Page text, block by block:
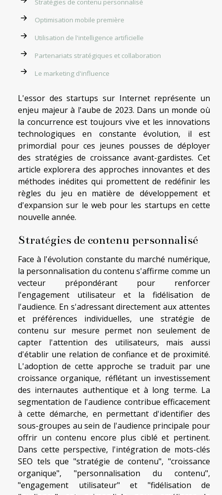
Stratégies de contenu personnalisé
Optimisation mobile première
Utilisation de l'intelligence artificielle
Partenariats stratégiques et collaboration
Le marketing d'influence
L'essor des startups sur Internet représente un
enjeu majeur à l'aube de 2023. Dans un monde où
la concurrence est toujours vive et les innovations
technologiques en constante évolution, il est
primordial pour ces jeunes pousses de déployer
des stratégies de croissance avant-gardistes. Cet
article explorera des approches innovantes et des
méthodes inédites qui promettent de redéfinir les
règles du jeu en matière de développement et
d'expansion sur le web pour les startups en cette
nouvelle année.
Stratégies de contenu personnalisé
Face à l'évolution constante du marché numérique,
la personnalisation du contenu s'affirme comme un
vecteur prépondérant pour renforcer
l'engagement utilisateur et la fidélisation de
l'audience. En s'adressant directement aux attentes
et préférences individuelles, une stratégie de
contenu sur mesure permet non seulement de
capter l'attention des utilisateurs, mais aussi
d'établir une relation de confiance et de proximité.
L'adoption de cette approche se traduit par une
croissance organique, réflétant un investissement
des internautes authentique et à long terme. La
segmentation de l'audience contribue efficacement
à cette démarche, en permettant d'identifier des
sous-groupes au sein de l'audience principale pour
offrir un contenu encore plus ciblé et pertinent.
Dans cette perspective, l'intégration de mots-clés
SEO tels que "stratégie de contenu", "croissance
organique", "personnalisation du contenu",
"engagement utilisateur" et "fidélisation de